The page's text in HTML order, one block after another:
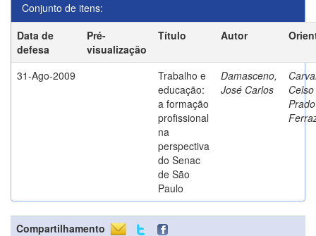
Conjunto de itens:
Data de
defesa
Pré-
visualização
Título Autor
31-Ago-2009
Trabalho e
educação:
a formação
profissional
na
perspectiva
do Senac
de São
Paulo
Damasceno,
José Carlos
Prado
Compartilhamento